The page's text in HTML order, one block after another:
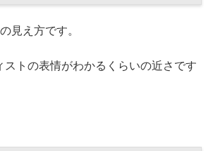
見え方です。
ストの表情がわかるくらいの近さです